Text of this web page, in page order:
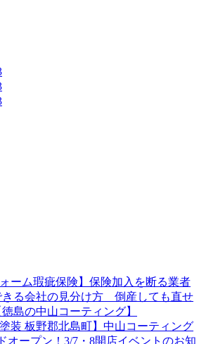
ォーム瑕疵保険】保険加入を断る業者
る会社の見分け方 倒産しても直せ
島の中山コーティング】
塗装 板野郡北島町】中山コーティング
オープン！3/7・8開店イベントのお知